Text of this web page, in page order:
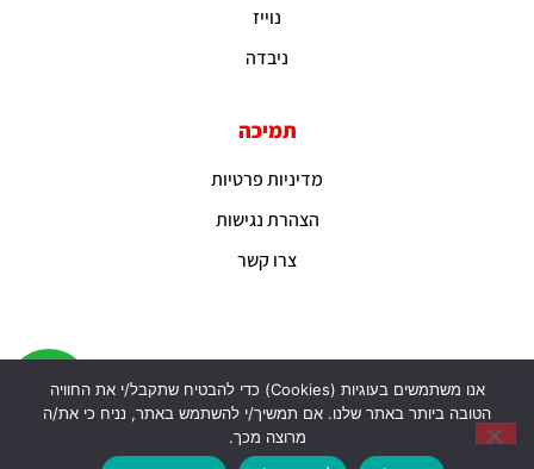
נוייז
ניבדה
תמיכה
מדיניות פרטיות
הצהרת נגישות
צרו קשר
אנו משתמשים בעוגיות (Cookies) כדי להבטיח שתקבל/י את החוויה
הטובה ביותר באתר שלנו. אם תמשיך/י להשתמש באתר, נניח כי את/ה
מרוצה מכך.